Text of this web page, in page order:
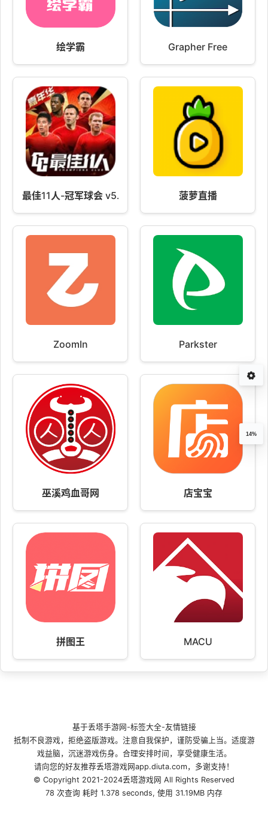
绘学霸 Grapher Free
最佳11人-冠军球会 v5.9.352 菠萝直播
ZoomIn Parkster
巫溪鸡血哥网 店宝宝
拼图王 MACU
14%
基于丢塔手游网 -标签大全-友情链接
抵制不良游戏，拒绝盗版游戏。注意自我保护，谨防受骗上当。适度游
戏益脑，沉迷游戏伤身。合理安排时间，享受健康生活。
请向您的好友推荐丢塔游戏网app.diuta.com，多谢支持！
© Copyright 2021-2024丢塔游戏网 All Rights Reserved
78 次查询 耗时 1.378 seconds, 使用 31.19MB 内存